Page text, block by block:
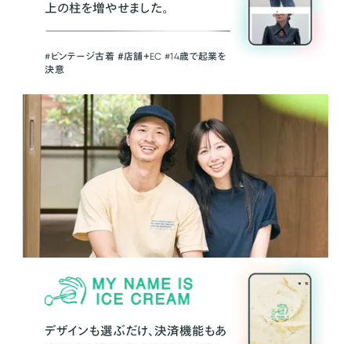
上の柱を増やせました。
#ビンテージ古着 ＃店舗＋EC #14歳で起業を
決意
デザインも選ぶだけ、決済機能もあ